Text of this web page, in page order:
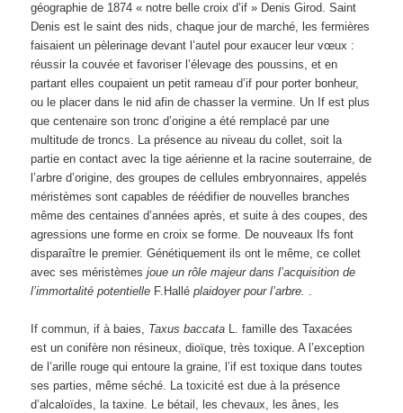
géographie de 1874 « notre belle croix d’if » Denis Girod. Saint
Denis est le saint des nids, chaque jour de marché, les fermières
faisaient un pèlerinage devant l’autel pour exaucer leur vœux :
réussir la couvée et favoriser l’élevage des poussins, et en
partant elles coupaient un petit rameau d’if pour porter bonheur,
ou le placer dans le nid afin de chasser la vermine. Un If est plus
que centenaire son tronc d’origine a été remplacé par une
multitude de troncs. La présence au niveau du collet, soit la
partie en contact avec la tige aérienne et la racine souterraine, de
l’arbre d’origine, des groupes de cellules embryonnaires, appelés
méristèmes sont capables de réédifier de nouvelles branches
même des centaines d’années après, et suite à des coupes, des
agressions une forme en croix se forme. De nouveaux Ifs font
disparaître le premier. Génétiquement ils ont le même, ce collet
avec ses méristèmesjoue un rôle majeur dans l’acquisition de
l’immortalité potentielle F.Hallé plaidoyer pour l’arbre. .
If commun, if à baies, Taxus baccata L. famille des Taxacées
est un conifère non résineux, dioïque, très toxique. A l’exception
de l’arille rouge qui entoure la graine, l’if est toxique dans toutes
ses parties, même séché. La toxicité est due à la présence
d’alcaloïdes, la taxine. Le bétail, les chevaux, les ânes, les